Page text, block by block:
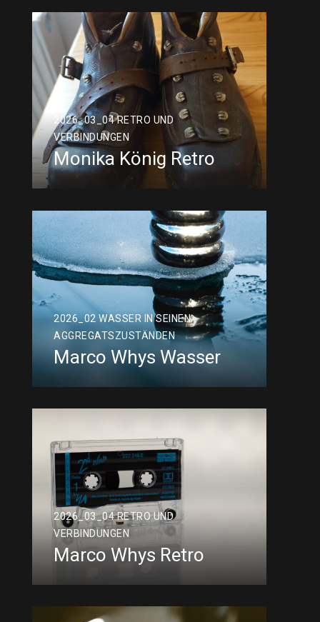
2026_03_04 RETRO UND
VERBINDUNGEN
Monika König Retro
2026_02 WASSER IN SEINEN
AGGREGATSZUSTÄNDEN
Marco Whys Wasser
2026_03_04 RETRO UND
VERBINDUNGEN
Marco Whys Retro